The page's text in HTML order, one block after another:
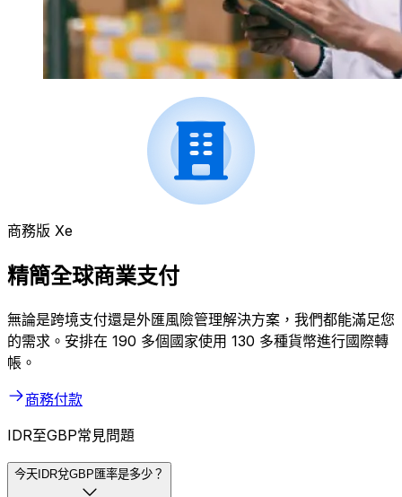
商務版 Xe
精簡全球商業支付
無論是跨境支付還是外匯風險管理解決方案，我們都能滿足您
的需求。安排在 190 多個國家使用 130 多種貨幣進行國際轉
帳。
商務付款
IDR至GBP常見問題
今天IDR兌GBP匯率是多少？